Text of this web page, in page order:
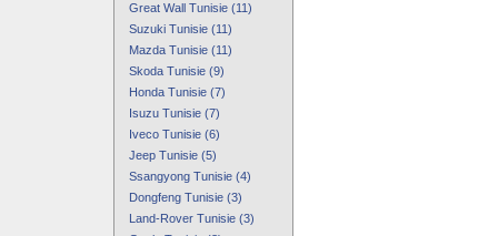
Great Wall Tunisie (11)
Suzuki Tunisie (11)
Mazda Tunisie (11)
Skoda Tunisie (9)
Honda Tunisie (7)
Isuzu Tunisie (7)
Iveco Tunisie (6)
Jeep Tunisie (5)
Ssangyong Tunisie (4)
Dongfeng Tunisie (3)
Land-Rover Tunisie (3)